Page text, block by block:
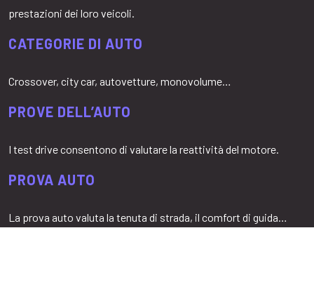
prestazioni dei loro veicoli.
CATEGORIE DI AUTO
Crossover, city car, autovetture, monovolume…
PROVE DELL’AUTO
I test drive consentono di valutare la reattività del motore.
PROVA AUTO
La prova auto valuta la tenuta di strada, il comfort di guida…